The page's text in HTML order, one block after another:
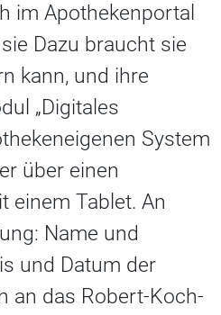
im Apothekenportal
Dazu braucht sie
kann, und ihre
„Digitales
System
über einen
einem Tablet. An
Name und
und Datum der
an das Robert-Koch-